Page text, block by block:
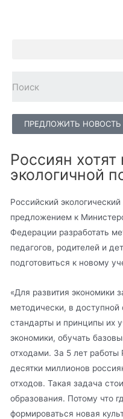
ПРЕДЛОЖИТЬ НОВОСТЬ
Россиян хотят
экологичной
Российский
предложением к
Федерации разработать
педагогов, родителей и
подготовиться к новому
«Для развития экономики
методически, в
стандарты и принципы их
экономики, обучать
отходами. За 5 лет
десятки миллионов
отходов. Такая задача
образования. Потому что
формироваться новая